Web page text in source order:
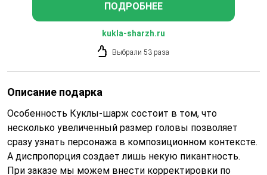
ПОДРОБНЕЕ
kukla-sharzh.ru
Выбрали 53 раза
Описание подарка
Особенность Куклы-шарж состоит в том, что
несколько увеличенный размер головы позволяет
сразу узнать персонажа в композиционном контексте.
А диспропорция создает лишь некую пикантность.
При заказе мы можем внести корректировки по